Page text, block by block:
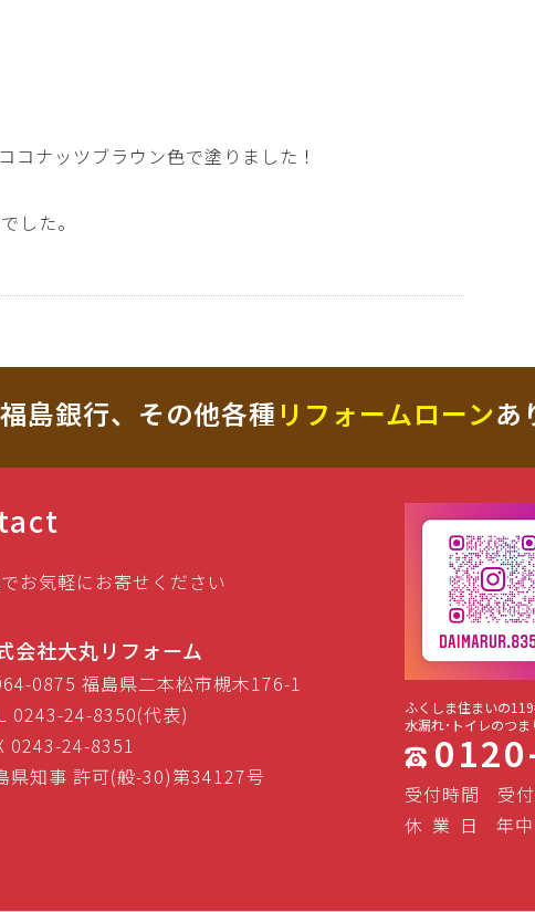
コナッツブラウン色で塗りました！
した。
福島銀行、その他各種 リフォームローンあ
お気軽にお寄せください
会社大丸リフォーム
0875 福島県二本松市槻木176-1
0243-24-8350(代表)
0243-24-8351
県知事 許可(般-30)第34127号
ふくしま住まいの
水漏れ･トイレのつ
受付時間
受
休 業 日 年